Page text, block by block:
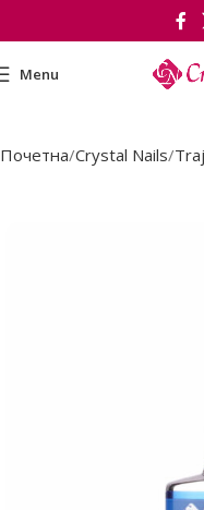
Menu
Почетна Crystal Nails